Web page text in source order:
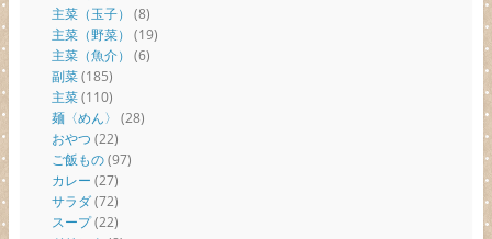
主菜（玉子） (8)
主菜（野菜） (19)
主菜（魚介） (6)
副菜(185)
主菜(110)
麺〈めん〉 (28)
おやつ (22)
ご飯もの(97)
カレー (27)
サラダ(72)
スープ(22)